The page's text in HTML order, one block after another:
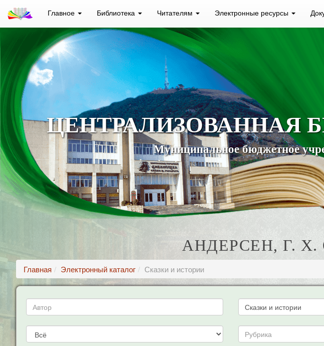
Главное Библиотека Читателям Электронные ресурсы
ЦЕНТРАЛИЗОВАННАЯ
Муниципальное бюджетное
АНДЕРСЕН, Г.
Главная Электронный каталог Сказки и истории